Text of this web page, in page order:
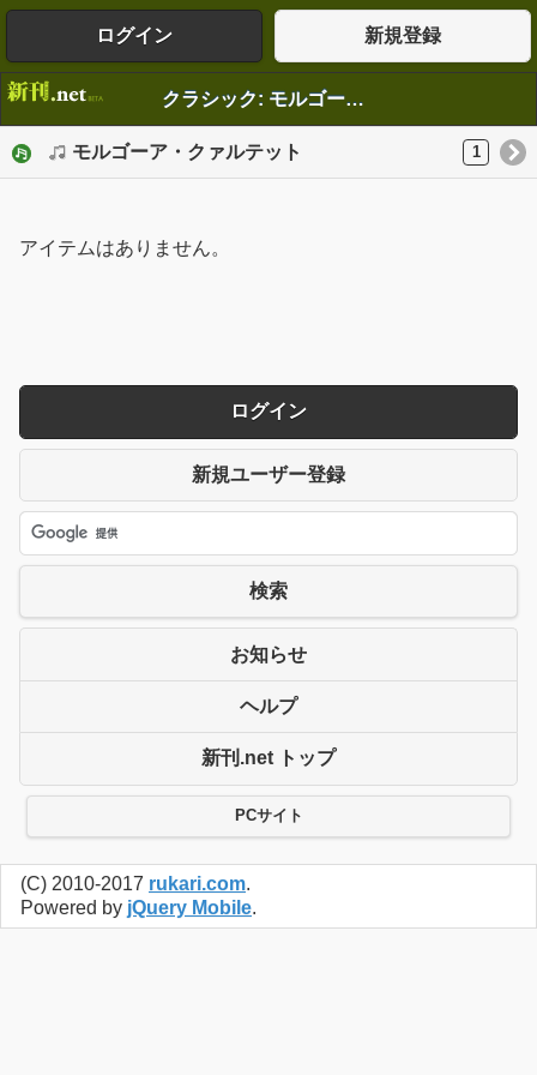
ログイン 新規登録
クラシック: モルゴーア・クァルテット
モルゴーア・クァルテット 1
アイテムはありません。
ログイン
新規ユーザー登録
検索
お知らせ
ヘルプ
新刊.net トップ
PCサイト
(C) 2010-2017 rukari.com.
Powered by jQuery Mobile.